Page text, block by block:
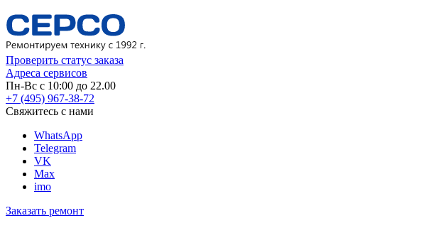
Проверить статус заказа
Адреса сервисов
Пн-Вс с 10:00 до 22.00
+7 (495) 967-38-72
Свяжитесь с нами
WhatsApp
Telegram
VK
Max
imo
Заказать ремонт